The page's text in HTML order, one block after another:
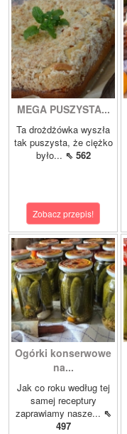
MEGA PUSZYSTA...
Ta drożdżówka wyszła
tak puszysta, że ciężko
było... ⇖ 562
Zobacz przepis!
Ogórki konserwowe
na...
Jak co roku według tej
samej receptury
zaprawiamy nasze... ⇖
497